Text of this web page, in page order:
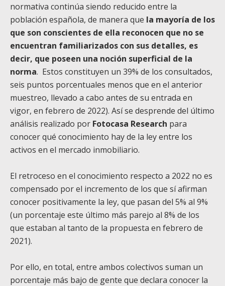
normativa continúa siendo reducido entre la
población española, de manera que la mayoría de los
que son conscientes de ella reconocen que no se
encuentran familiarizados con sus detalles, es
decir, que poseen una noción superficial de la
norma. Estos constituyen un 39% de los consultados,
seis puntos porcentuales menos que en el anterior
muestreo, llevado a cabo antes de su entrada en
vigor, en febrero de 2022). Así se desprende del último
análisis realizado por Fotocasa Research para
conocer qué conocimiento hay de la ley entre los
activos en el mercado inmobiliario.
El retroceso en el conocimiento respecto a 2022 no es
compensado por el incremento de los que sí afirman
conocer positivamente la ley, que pasan del 5% al 9%
(un porcentaje este último más parejo al 8% de los
que estaban al tanto de la propuesta en febrero de
2021).
Por ello, en total, entre ambos colectivos suman un
porcentaje más bajo de gente que declara conocer la